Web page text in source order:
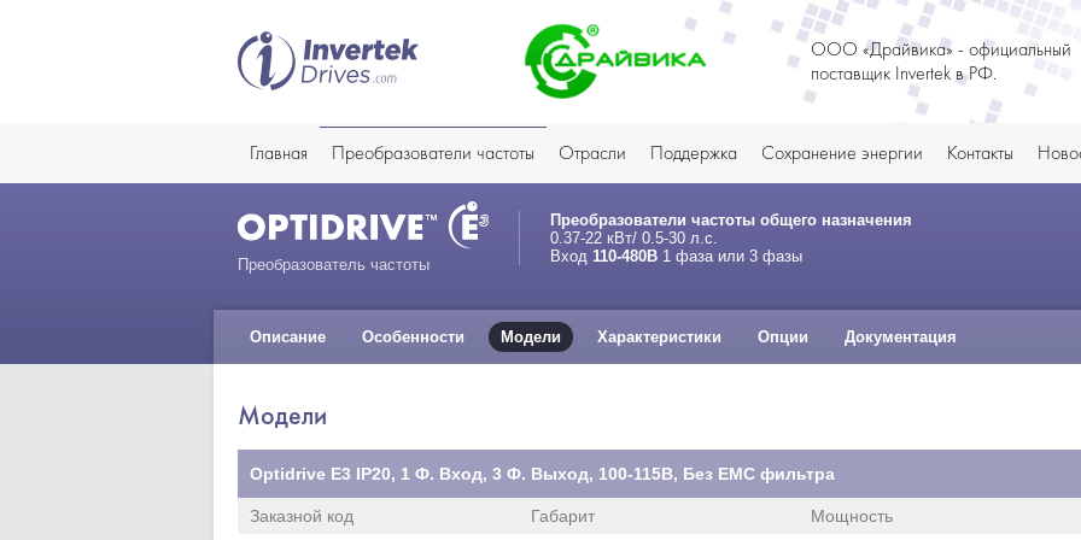
ООО «Драйвика» - официальный
поставщик Invertek в РФ.
Главная Преобразователи частоты Отрасли Поддержка Сохранение энергии Контакты
Преобразователь частоты
Преобразователи частоты общего назначения
0.37-22 кВт/ 0.5-30 л.с.
Вход 110-480В 1 фаза или 3 фазы
Описание Особенности Модели Характеристики Опции Документация
Модели
Optidrive E3 IP20, 1 Ф. Вход, 3 Ф. Выход, 100-115В, Без ЕМС фильтра
Заказной код Габарит Мощность